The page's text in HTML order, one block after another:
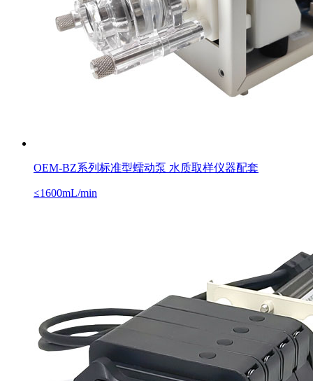
OEM-BZ系列标准型蠕动泵 水质取样仪器配套
≤1600mL/min